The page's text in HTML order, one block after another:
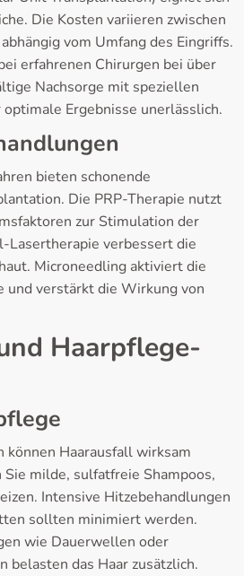
Die Kosten variieren zwischen
vom Umfang des Eingriffs.
erfahrenen Chirurgen bei über
Nachsorge mit speziellen
Ergebnisse unerlässlich.
bieten schonende
Die PRP-Therapie nutzt
zur Stimulation der
verbessert die
Microneedling aktiviert die
und verstärkt die Wirkung von
Haarpflege-
können Haarausfall wirksam
milde, sulfatfreie Shampoos,
Intensive Hitzebehandlungen
sollten minimiert werden.
wie Dauerwellen oder
belasten das Haar zusätzlich.